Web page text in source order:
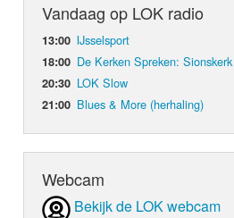
Vandaag op LOK radio
13:00 IJsselsport
18:00 De Kerken Spreken: Sionskerk
20:30 LOK Slow
21:00 Blues & More (herhaling)
Webcam
Bekijk de LOK webcam